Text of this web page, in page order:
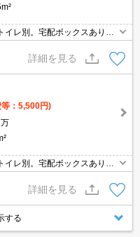
レ別。宅配ボックスあり。
で使い放題。防犯カメラ付き
室内洗濯機置場。ぜひお問い
詳細を見る
：5,500円)
レ別。宅配ボックスあり。
で使い放題。防犯カメラ付き
室内洗濯機置場。ぜひお問い
詳細を見る
する